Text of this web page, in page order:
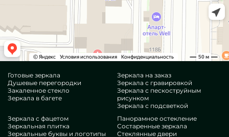
Готовые зеркала
Душевые перегородки
Закаленное стекло
Зеркала в багете
Зеркала на заказ
Зеркала с гравировкой
Зеркала с пескоструйным
рисунком
Зеркала с подсветкой
Зеркала с фацетом
Зеркальная плитка
Зеркальные буквы и логотипы
Панорамное остекление
Состаренные зеркала
Стеклянные двери